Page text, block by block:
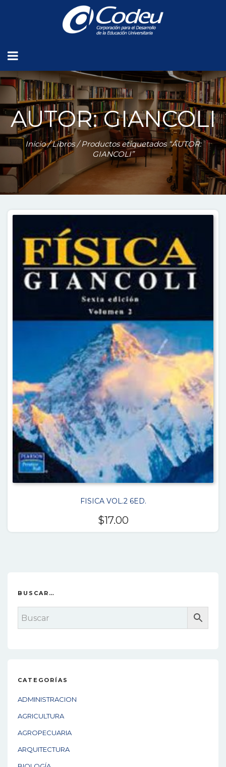
AUTOR: GIANCOLI
Inicio/Libros/ Productos etiquetados “AUTOR:
GIANCOLI”
FISICA VOL.2 6ED.
$17.00
BUSCAR…
CATEGORÍAS
ADMINISTRACION
AGRICULTURA
AGROPECUARIA
ARQUITECTURA